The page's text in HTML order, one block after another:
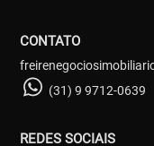
CONTATO
(31) 9 9712-0639
REDES SOCIAIS